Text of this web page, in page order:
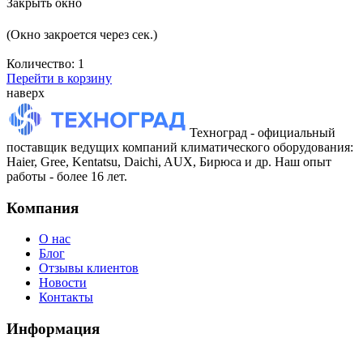
(Окно закроется через сек.)
Количество: 1
Перейти в корзину
наверх
Техноград - официальный
поставщик ведущих компаний климатического оборудования:
Haier, Gree, Kentatsu, Daichi, AUX, Бирюса и др. Наш опыт
работы - более 16 лет.
Компания
О нас
Блог
Отзывы клиентов
Новости
Контакты
Информация